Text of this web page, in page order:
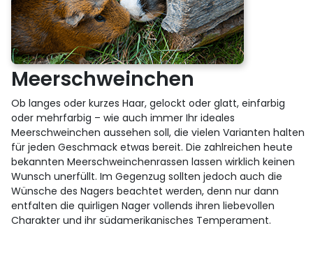
Meerschweinchen
Ob langes oder kurzes Haar, gelockt oder glatt, einfarbig
oder mehrfarbig – wie auch immer Ihr ideales
Meerschweinchen aussehen soll, die vielen Varianten halten
für jeden Geschmack etwas bereit. Die zahlreichen heute
bekannten Meerschweinchenrassen lassen wirklich keinen
Wunsch unerfüllt. Im Gegenzug sollten jedoch auch die
Wünsche des Nagers beachtet werden, denn nur dann
entfalten die quirligen Nager vollends ihren liebevollen
Charakter und ihr südamerikanisches Temperament.